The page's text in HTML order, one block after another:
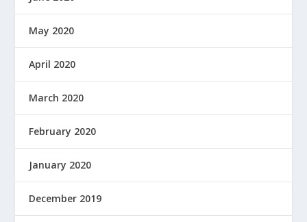
May 2020
April 2020
March 2020
February 2020
January 2020
December 2019